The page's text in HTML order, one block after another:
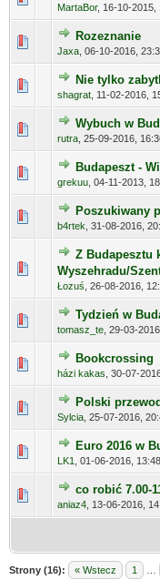
MartaBor, 16-10-2015,
Rozeznanie
Jaxa 06-10-2016,
Nie tylko
shagrat 11-02-2016,
Wybuch w
rutra 25-09-2016,
Budapeszt -
grekuu 04-11-2013,
Poszukiwany
b4rtek 31-08-2016,
Z Budapesztu
Wyszehradu/
Łozuś 26-08-2016,
Tydzień w
tomasz_te 29-03-
Bookcrossing
házi kakas 30-07-
Polski
Sylcia 25-07-2016,
Euro 2016 w
LK1
01-06-2016, 13:48
co robić 7.00-
aniaz4 13-06-2016,
Strony (16): « Wstecz 1